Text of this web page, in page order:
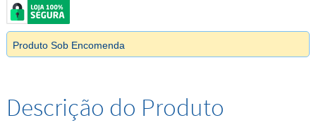
Produto Sob Encomenda
Descrição do Produto